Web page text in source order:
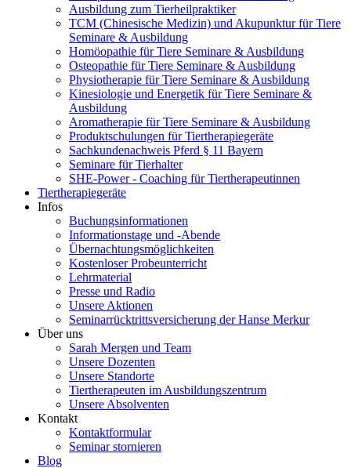
Ausbildung zum Tierheilpraktiker
TCM (Chinesische Medizin) und Akupunktur für Tiere
Seminare & Ausbildung
Homöopathie für Tiere Seminare & Ausbildung
Osteopathie für Tiere Seminare & Ausbildung
Physiotherapie für Tiere Seminare & Ausbildung
Kinesiologie und Energetik für Tiere Seminare &
Ausbildung
Aromatherapie für Tiere Seminare & Ausbildung
Produktschulungen für Tiertherapiegeräte
Sachkundenachweis Pferd § 11 Bayern
Seminare für Tierhalter
SHE-Power - Coaching für Tiertherapeutinnen
Tiertherapiegeräte
Infos
Buchungsinformationen
Informationstage und -Abende
Übernachtungsmöglichkeiten
Kostenloser Probeunterricht
Lehrmaterial
Presse und Radio
Unsere Aktionen
Seminarrücktrittsversicherung der Hanse Merkur
Über uns
Sarah Mergen und Team
Unsere Dozenten
Unsere Standorte
Tiertherapeuten im Ausbildungszentrum
Unsere Absolventen
Kontakt
Kontaktformular
Seminar stornieren
Blog